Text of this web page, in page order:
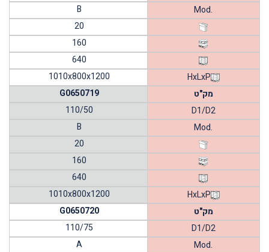
Mod.
B
20
160
640
HxLxP
1010x800x1200
מק"ט
G0650719
D1/D2
110/50
Mod.
B
20
160
640
HxLxP
1010x800x1200
מק"ט
G0650720
D1/D2
110/75
Mod.
A